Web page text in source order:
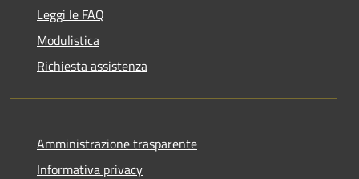
Leggi le FAQ
Modulistica
Richiesta assistenza
Amministrazione trasparente
Informativa privacy